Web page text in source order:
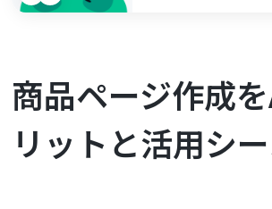
商品ページ作成
リットと活用シ